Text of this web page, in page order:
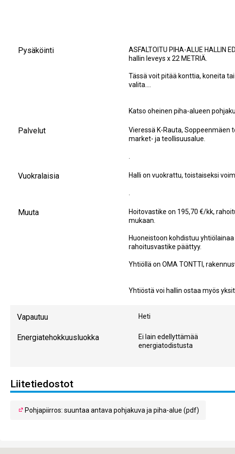
Pysäköinti
ASFALTOITU PIHA-ALUE HALLIN
hallin leveys x 22 METRIÄ.
Tässä voit pitää konttia, koneita
valita....
Katso oheinen piha-alueen
Palvelut
Vieressä K-Rauta, Soppeenmäen
market- ja teollisuusalue.
Vuokralaisia Halli on vuokrattu, toistaiseksi
Muuta
Hoitovastike on 195,70 €/kk,
mukaan.
Huoneistoon kohdistuu
rahoitusvastike päättyy.
Yhtiöllä on OMA TONTTI,
Yhtiöstä voi hallin ostaa myös
Vapautuu Heti
Energiatehokkuusluokka
Ei lain edellyttämää
energiatodistusta
Liitetiedostot
Pohjapiirros: suuntaa antava pohjakuva ja piha-alue (pdf)